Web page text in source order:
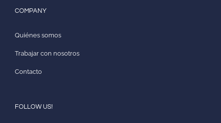
COMPANY
Quiénes somos
Trabajar con nosotros
Contacto
FOLLOW US!